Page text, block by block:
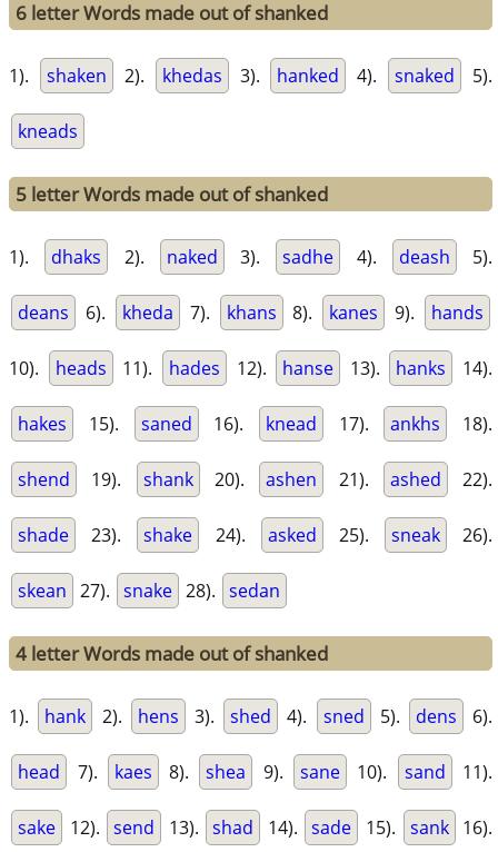
6 letter Words made out of shanked
1). shaken 2). khedas 3). hanked 4). snaked 5).
kneads
5 letter Words made out of shanked
1). dhaks 2). naked 3). sadhe 4). deash 5).
deans 6). kheda 7). khans 8). kanes 9). hands
10). heads 11). hades 12). hanse 13). hanks 14).
hakes 15). saned 16). knead 17). ankhs 18).
shend 19). shank 20). ashen 21). ashed 22).
shade 23). shake 24). asked 25). sneak 26).
skean 27). snake 28). sedan
4 letter Words made out of shanked
1). hank 2). hens 3). shed 4). sned 5). dens 6).
head 7). kaes 8). shea 9). sane 10). sand 11).
sake 12). send 13). shad 14). sade 15). sank 16).